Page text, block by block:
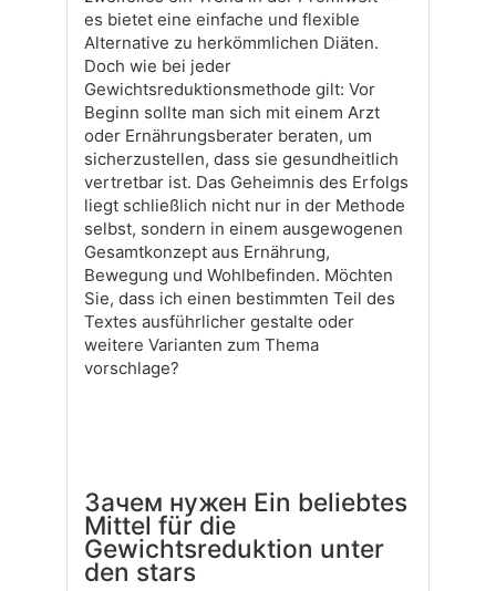
es bietet eine einfache und flexible
Alternative zu herkömmlichen Diäten.
Doch wie bei jeder
Gewichtsreduktionsmethode gilt: Vor
Beginn sollte man sich mit einem Arzt
oder Ernährungsberater beraten, um
sicherzustellen, dass sie gesundheitlich
vertretbar ist. Das Geheimnis des Erfolgs
liegt schließlich nicht nur in der Methode
selbst, sondern in einem ausgewogenen
Gesamtkonzept aus Ernährung,
Bewegung und Wohlbefinden. Möchten
Sie, dass ich einen bestimmten Teil des
Textes ausführlicher gestalte oder
weitere Varianten zum Thema
vorschlage?
Зачем нужен Ein beliebtes
Mittel für die
Gewichtsreduktion unter
den stars